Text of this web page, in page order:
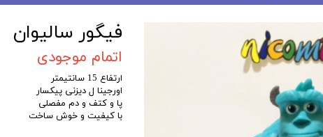
فیگور سالیوان
اتمام موجودی
ارتفاع 15 سانتیمتر
اورجینا ل دیزنی پیکسار
پا و کتف و دم مفصلی
با کیفیت و خوش ساخت